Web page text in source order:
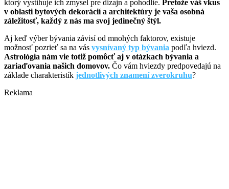
ktorý vystihuje ich zmysel pre dizajn a pohodlie. Pretože váš vkus
v oblasti bytových dekorácií a architektúry je vaša osobná
záležitosť, každý z nás ma svoj jedinečný štýl.
Aj keď výber bývania závisí od mnohých faktorov, existuje
možnosť pozrieť sa na vás vysnívaný typ bývania podľa hviezd.
Astrológia nám vie totiž pomôcť aj v otázkach bývania a
zariaďovania našich domovov. Čo vám hviezdy predpovedajú na
základe charakteristík jednotlivých znamení zverokruhu?
Reklama